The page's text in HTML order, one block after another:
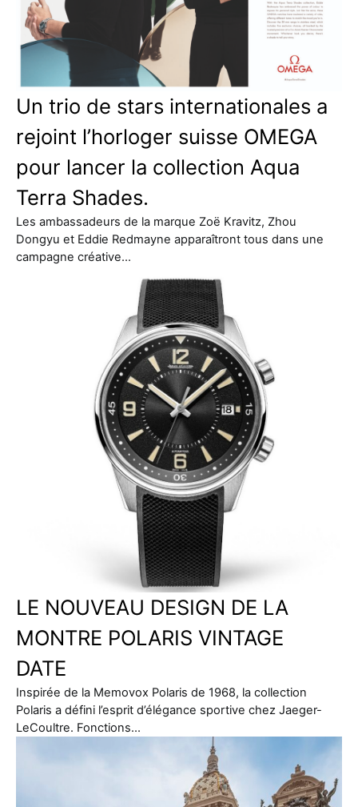
Un trio de stars internationales a
rejoint l’horloger suisse OMEGA
pour lancer la collection Aqua
Terra Shades.
Les ambassadeurs de la marque Zoë Kravitz, Zhou
Dongyu et Eddie Redmayne apparaîtront tous dans une
campagne créative…
LE NOUVEAU DESIGN DE LA
MONTRE POLARIS VINTAGE
DATE
Inspirée de la Memovox Polaris de 1968, la collection
Polaris a défini l’esprit d’élégance sportive chez Jaeger-
LeCoultre. Fonctions…